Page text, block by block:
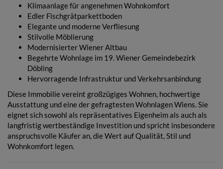
Klimaanlage für angenehmen Wohnkomfort
Edler Fischgrätparkettboden
Elegante und moderne Verfliesung
Stilvolle Möblierung
Modernisierter Wiener Altbau
Begehrte Wohnlage im 19. Wiener Gemeindebezirk
Döbling
Hervorragende Infrastruktur und Verkehrsanbindung
Diese Immobilie vereint großzügiges Wohnen, hochwertige
Ausstattung und eine der gefragtesten Wohnlagen Wiens. Sie
eignet sich sowohl als repräsentatives Eigenheim als auch als
langfristig wertbeständige Investition und spricht insbesondere
anspruchsvolle Käufer an, die Wert auf Qualität, Stil und
Wohnkomfort legen.